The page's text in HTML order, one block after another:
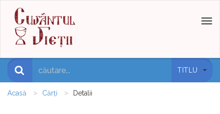
TITLU
Acasă Cărți Detalii